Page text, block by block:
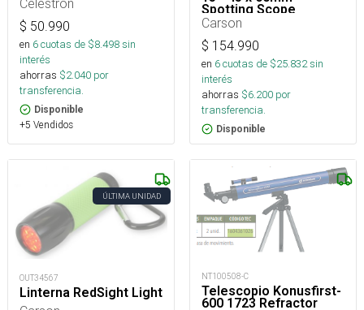
Celestron
$ 50.990
en 6cuotas de $8.498sin
interés
ahorras $2.040 por
transferencia.
Disponible
+5 Vendidos
Spotting Scope
Carson
$ 154.990
en 6cuotas de $25.832sin
interés
ahorras $6.200 por
transferencia.
Disponible
ÚLTIMA UNIDAD
OUT34567
Linterna RedSight Light
NT100508-C
Telescopio Konusfirst-
600 1723 Refractor